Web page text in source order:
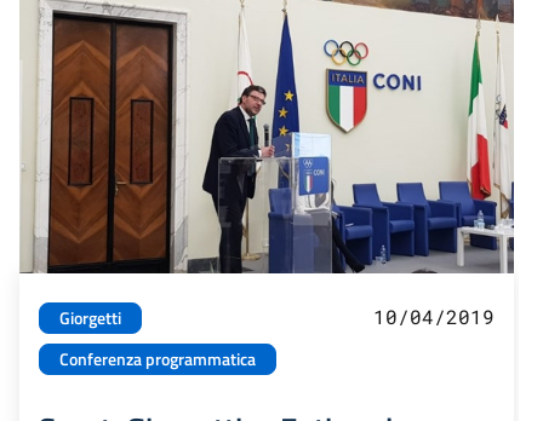
Giorgetti
Conferenza programmatica
10/04/2019